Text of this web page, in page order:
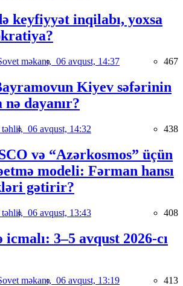
keyfiyyət inqilabı, yoxsa
məkanı, 06 avqust, 14:37 467
Kiyev səfərinin
nə dayanır?
təhlil, 06 avqust, 14:32 438
və “Azərkosmos” üçün
modeli: Fərman hansı
gətirir?
təhlil, 06 avqust, 13:43 408
3–5 avqust 2026-cı
məkanı, 06 avqust, 13:19 413